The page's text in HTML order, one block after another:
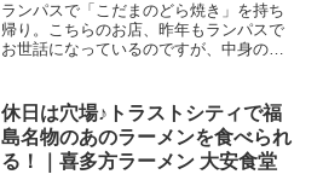
ランパスで「こだまのどら焼き」を持ち
帰り。こちらのお店、昨年もランパスで
お世話になっているのですが、中身の変
アウト・スイーツもあるランチパスポー
ト仙台、使いまくってます...
休日は穴場♪トラストシティで福
島名物のあのラーメンを食べられ
る！｜喜多方ラーメン 大安食堂